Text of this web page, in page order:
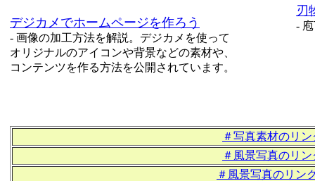
デジカメでホームページを作ろう
- 画像の加工方法を解説。デジカメを使って
オリジナルのアイコンや背景などの素材や、
コンテンツを作る方法を公開されています。
刃
-
＃写真素材のリ
＃風景写真のリ
＃風景写真のリン